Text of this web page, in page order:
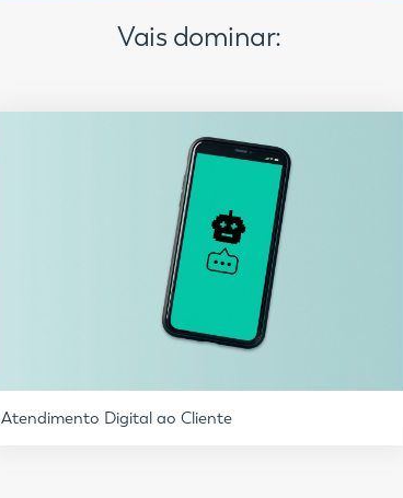
Vais dominar:
Atendimento Digital ao Cliente